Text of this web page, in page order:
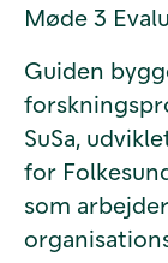
Møde 3
Guiden
SuSa,
for
som